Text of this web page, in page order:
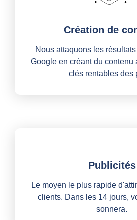
Création de
Nous attaquons les
Google en créant du contenu
clés rentables des
Publicités
Le moyen le plus rapide
clients. Dans les 14 jours,
sonnera.